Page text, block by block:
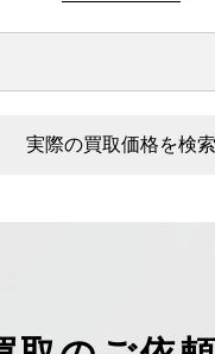
実際の買取価格を検索